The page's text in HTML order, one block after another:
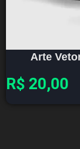
Arte
R$ 20,00